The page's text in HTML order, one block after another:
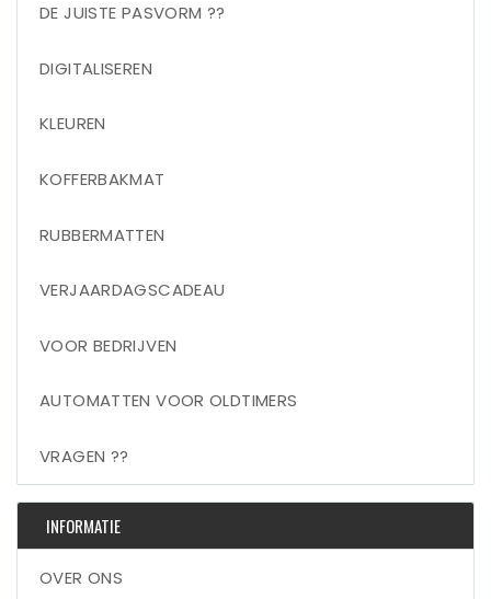
DE JUISTE PASVORM ??
DIGITALISEREN
KLEUREN
KOFFERBAKMAT
RUBBERMATTEN
VERJAARDAGSCADEAU
VOOR BEDRIJVEN
AUTOMATTEN VOOR OLDTIMERS
VRAGEN ??
INFORMATIE
OVER ONS